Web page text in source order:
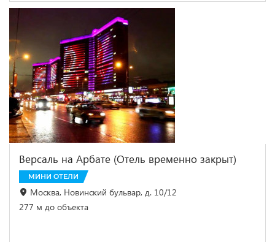
Версаль на Арбате (Отель временно закрыт)
МИНИ ОТЕЛИ
Москва, Новинский бульвар, д. 10/12
277 м до объекта